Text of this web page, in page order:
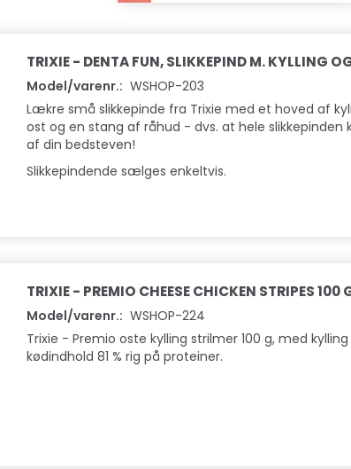
TRIXIE - DENTA FUN, SLIKKEPIND M. KYLLING
Model/varenr.: WSHOP-203
Lækre små slikkepinde fra Trixie med et hoved af
ost og en stang af råhud - dvs. at hele slikkepinden
af din bedsteven!
Slikkepindende sælges enkeltvis.
TRIXIE - PREMIO CHEESE CHICKEN STRIPES 100
Model/varenr.: WSHOP-224
Trixie - Premio oste kylling strilmer 100 g, med
kødindhold 81 % rig på proteiner.